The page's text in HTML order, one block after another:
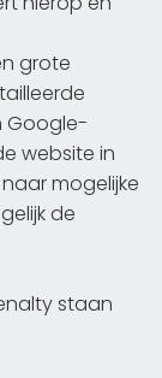
grote
Google-
website in
mogelijke
de
staan